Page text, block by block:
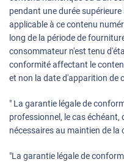
pendant une durée
applicable à ce contenu
long de la période de
consommateur n'est tenu
conformité affectant le
et non la date d'apparition de
" La garantie légale de
professionnel, le cas
nécessaires au maintien de la
"La garantie légale de